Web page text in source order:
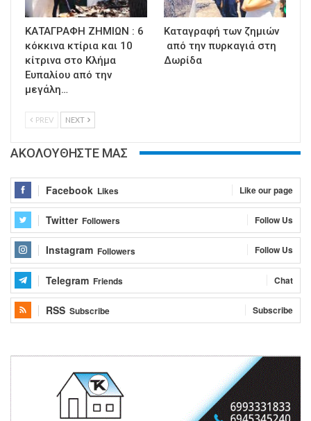
ΚΑΤΑΓΡΑΦΗ ΖΗΜΙΩΝ : 6
κόκκινα κτίρια και 10
κίτρινα στο Κλήμα
Ευπαλίου από την
μεγάλη…
Καταγραφή των ζημιών
από την πυρκαγιά στη
Δωρίδα
PREV NEXT
ΑΚΟΛΟΥΘΗΣΤΕ ΜΑΣ
Facebook Likes Like our page
Twitter Followers Follow Us
Instagram Followers Follow Us
Telegram Friends Chat
RSS Subscribe Subscribe